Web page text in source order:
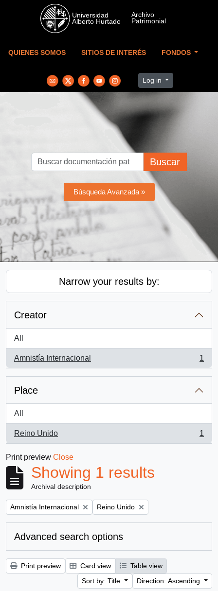
Skip to main content
QUIENES SOMOS SITIOS DE INTERÉS FONDOS
Log in
Buscar
Búsqueda Avanzada »
Narrow your results by:
Creator
All
Amnistía Internacional
, 1 results
1
Place
All
Reino Unido
, 1 results
1
Print preview Close
Showing 1 results
Archival description
Remove filter:
Amnistía Internacional Remove filter:
Reino Unido
Advanced search options
Print preview Card view
Table view
Sort by: Title
Direction: Ascending